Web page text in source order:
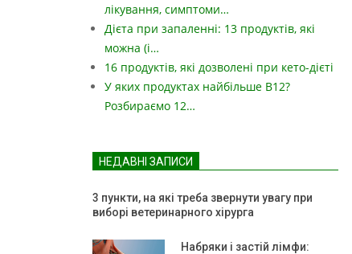
лікування, симптоми…
Дієта при запаленні: 13 продуктів, які
можна (і…
16 продуктів, які дозволені при кето-дієті
У яких продуктах найбільше B12?
Розбираємо 12…
НЕДАВНІ ЗАПИСИ
3 пункти, на які треба звернути увагу при
виборі ветеринарного хірурга
Набряки і застій лімфи: